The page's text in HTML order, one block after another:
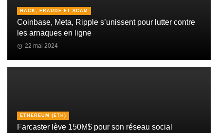
HACK, FRAUDE ET SCAM
Coinbase, Meta, Ripple s’unissent pour lutter contre
les arnaques en ligne
22 mai 2024
ETHEREUM (ETH)
Farcaster lève 150M$ pour son réseau social